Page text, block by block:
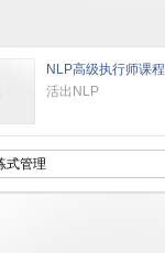
NLP高级执行师课程
活出NLP